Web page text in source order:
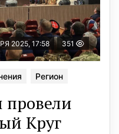
2025, 17:58 351
Регион
провели
Круг